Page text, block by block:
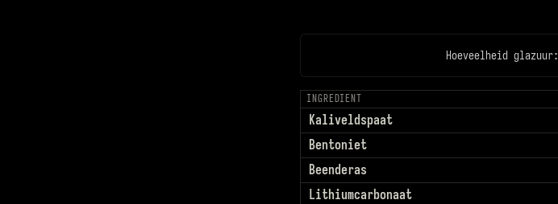
Hoeveelheid glazuur:
INGREDIENT
Kaliveldspaat
Bentoniet
Beenderas
Lithiumcarbonaat